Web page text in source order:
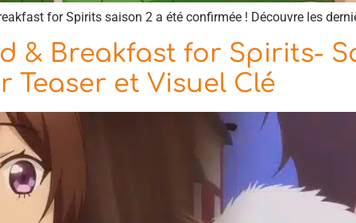
for Spirits saison 2 a été confirmée ! Découvre les
& Breakfast for Spirits-
Teaser et Visuel Clé